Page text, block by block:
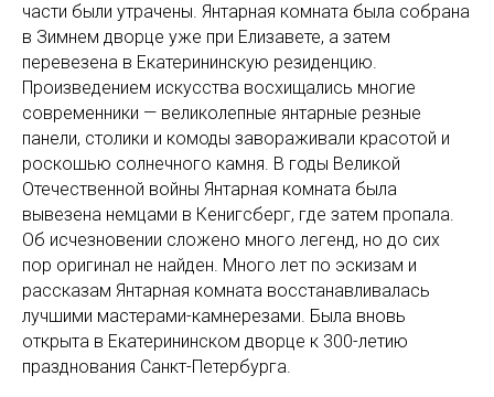
части были утрачены. Янтарная комната была собрана
в Зимнем дворце уже при Елизавете, а затем
перевезена в Екатерининскую резиденцию.
Произведением искусства восхищались многие
современники — великолепные янтарные резные
панели, столики и комоды завораживали красотой и
роскошью солнечного камня. В годы Великой
Отечественной войны Янтарная комната была
вывезена немцами в Кенигсберг, где затем пропала.
Об исчезновении сложено много легенд, но до сих
пор оригинал не найден. Много лет по эскизам и
рассказам Янтарная комната восстанавливалась
лучшими мастерами-камнерезами. Была вновь
открыта в Екатерининском дворце к 300-летию
празднования Санкт-Петербурга.